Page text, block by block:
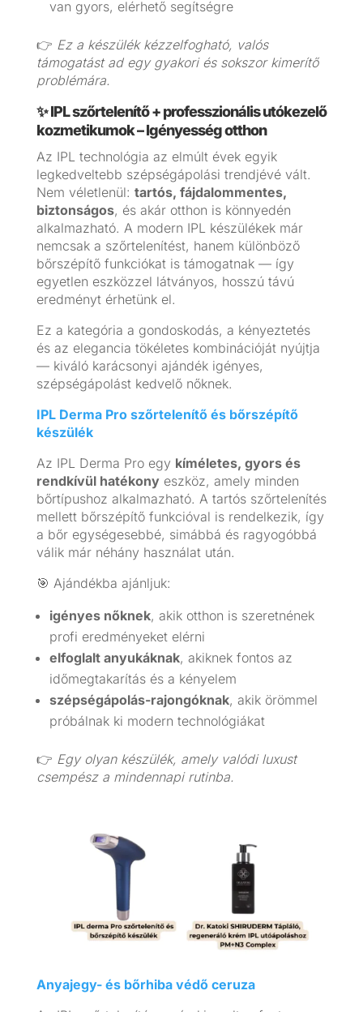
van gyors, elérhető segítségre
👉 Ez a készülék kézzelfogható, valós
támogatást ad egy gyakori és sokszor kimerítő
problémára.
✨ IPL szőrtelenítő + professzionális utókezelő
kozmetikumok – Igényesség otthon
Az IPL technológia az elmúlt évek egyik
legkedveltebb szépségápolási trendjévé vált.
Nem véletlenül: tartós, fájdalommentes,
biztonságos, és akár otthon is könnyedén
alkalmazható. A modern IPL készülékek már
nemcsak a szőrtelenítést, hanem különböző
bőrszépítő funkciókat is támogatnak — így
egyetlen eszközzel látványos, hosszú távú
eredményt érhetünk el.
Ez a kategória a gondoskodás, a kényeztetés
és az elegancia tökéletes kombinációját nyújtja
— kiváló karácsonyi ajándék igényes,
szépségápolást kedvelő nőknek.
IPL Derma Pro szőrtelenítő és bőrszépítő
készülék
Az IPL Derma Pro egy kíméletes, gyors és
rendkívül hatékonyeszköz, amely minden
bőrtípushoz alkalmazható. A tartós szőrtelenítés
mellett bőrszépítő funkcióval is rendelkezik, így
a bőr egységesebbé, simábbá és ragyogóbbá
válik már néhány használat után.
🎯 Ajándékba ajánljuk:
igényes nőknek, akik otthon is szeretnének
profi eredményeket elérni
elfoglalt anyukáknak, akiknek fontos az
időmegtakarítás és a kényelem
szépségápolás-rajongóknak, akik örömmel
próbálnak ki modern technológiákat
👉 Egy olyan készülék, amely valódi luxust
csempész a mindennapi rutinba.
Anyajegy- és bőrhiba védő ceruza